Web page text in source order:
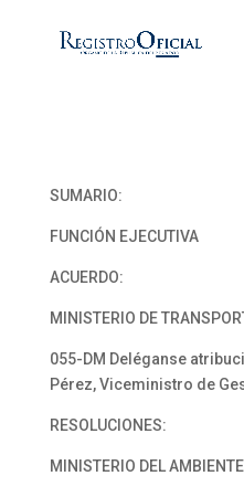
SUMARIO:
FUNCIÓN EJECUTIVA
ACUERDO:
MINISTERIO DE
055-DM Deléganse
Pérez, Viceministro de
RESOLUCIONES:
MINISTERIO DEL